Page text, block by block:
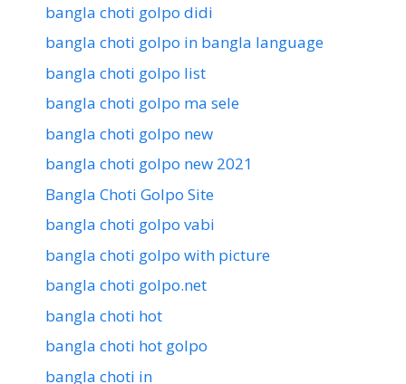
bangla choti golpo didi
bangla choti golpo in bangla language
bangla choti golpo list
bangla choti golpo ma sele
bangla choti golpo new
bangla choti golpo new 2021
Bangla Choti Golpo Site
bangla choti golpo vabi
bangla choti golpo with picture
bangla choti golpo.net
bangla choti hot
bangla choti hot golpo
bangla choti in